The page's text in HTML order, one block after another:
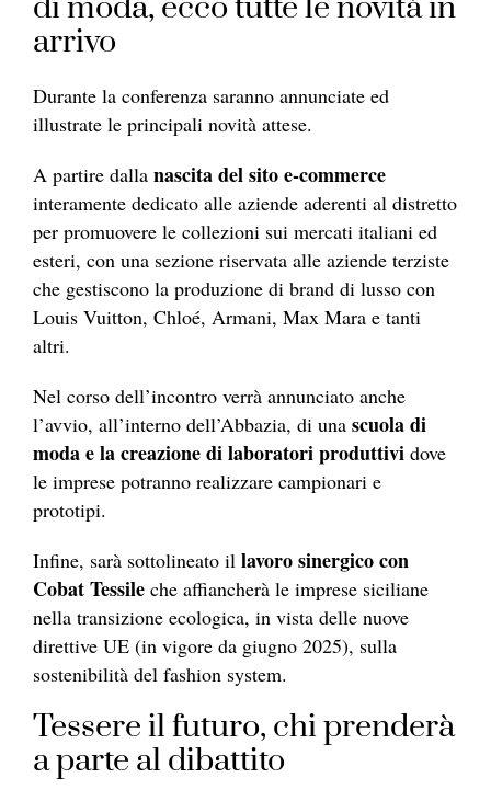
di moda, ecco tutte le novità in
arrivo
Durante la conferenza saranno annunciate ed
illustrate le principali novità attese.
A partire dalla nascita del sito e-commerce
interamente dedicato alle aziende aderenti al distretto
per promuovere le collezioni sui mercati italiani ed
esteri, con una sezione riservata alle aziende terziste
che gestiscono la produzione di brand di lusso con
Louis Vuitton, Chloé, Armani, Max Mara e tanti
altri.
Nel corso dell’incontro verrà annunciato anche
l’avvio, all’interno dell’Abbazia, di una scuola di
moda e la creazione di laboratori produttivi dove
le imprese potranno realizzare campionari e
prototipi.
Infine, sarà sottolineato il lavoro sinergico con
Cobat Tessile che affiancherà le imprese siciliane
nella transizione ecologica, in vista delle nuove
direttive UE (in vigore da giugno 2025), sulla
sostenibilità del fashion system.
Tessere il futuro, chi prenderà
a parte al dibattito